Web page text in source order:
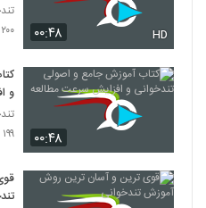
35
027035 - تندخوانی سری چهارم
027036 - تندخوانی سری چهارم
۴۱۶ بازدید
027037 - تندخوانی سری چهارم
۰۰:۴۸ HD
۲۰۰ بازدید
۰۰:۴۸
و
۱۹۹ بازدید